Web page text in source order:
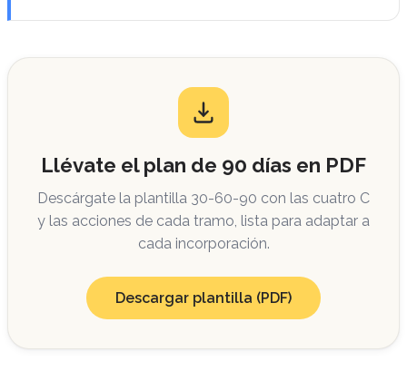
Llévate el plan de 90 días en PDF
Descárgate la plantilla 30-60-90 con las cuatro C
y las acciones de cada tramo, lista para adaptar a
cada incorporación.
Descargar plantilla (PDF)